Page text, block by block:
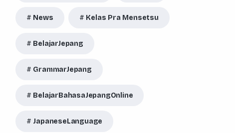
News Kelas Pra Mensetsu
BelajarJepang
GrammarJepang
BelajarBahasaJepangOnline
JapaneseLanguage